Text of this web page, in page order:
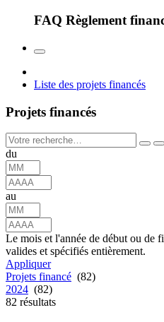
FAQ Règlement
Liste des projets financés
Projets financés
du
au
Le mois et l'année de début ou de
valides et spécifiés entièrement.
Appliquer
Projets financé (82)
2024 (82)
82 résultats